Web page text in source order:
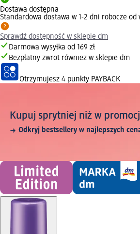
Dostawa dostępna
Standardowa dostawa w 1-2 dni robocze od
Sprawdź dostępność w sklepie dm
Darmowa wysyłka od 169 zł
Bezpłatny zwrot również w sklepie dm
Otrzymujesz 4 punkty PAYBACK
Kupuj sprytniej niż w
Odkryj bestsellery w najlepszych